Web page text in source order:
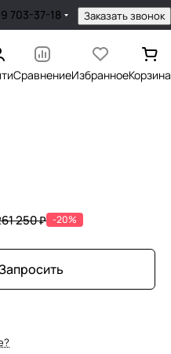
703-37-18 Заказать звонок
СравнениеИзбранноеКорзина
250 ₽ -20%